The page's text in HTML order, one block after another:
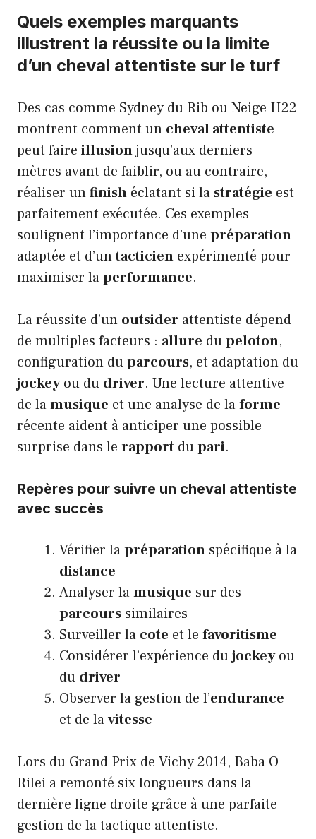
Quels exemples marquants
illustrent la réussite ou la limite
d’un cheval attentiste sur le turf
Des cas comme Sydney du Rib ou Neige H22
montrent comment un cheval attentiste
peut faire illusionjusqu’aux derniers
mètres avant de faiblir, ou au contraire,
réaliser unfinish éclatant si la stratégie est
parfaitement exécutée. Ces exemples
soulignent l’importance d’une préparation
adaptée et d’untacticien expérimenté pour
maximiser laperformance.
La réussite d’un outsider attentiste dépend
de multiples facteurs : allure dupeloton,
configuration duparcours, et adaptation du
jockeyou du driver. Une lecture attentive
de lamusique et une analyse de laforme
récente aident à anticiper une possible
surprise dans le rapport dupari.
Repères pour suivre un cheval attentiste
avec succès
Vérifier lapréparation spécifique à la
distance
Analyser lamusique sur des
parcours similaires
Surveiller la cote et le favoritisme
Considérer l’expérience dujockeyou
du driver
Observer la gestion de l’endurance
et de lavitesse
Lors du Grand Prix de Vichy 2014, Baba O
Rilei a remonté six longueurs dans la
dernière ligne droite grâce à une parfaite
gestion de la tactique attentiste.